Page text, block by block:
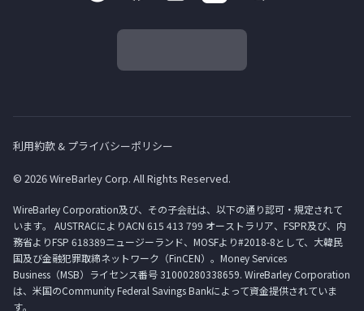
利用約款 & プライバシーポリシー
© 2026 WireBarley Corp. All Rights Reserved.
WireBarley Corporation及び、その子会社は、以下の通り認可・規定されて
います。 AUSTRACによりACN 615 413 799 オーストラリア、FSPR及び、内
務省よりFSP 618389ニュージーランド、MOSFより#2018-8として、大韓民
国及び金融犯罪取締ネットワーク（FinCEN）。Money Services
Business（MSB）ライセンス番号 31000280338659. WireBarley Corporation
は、米国のCommunity Federal Savings Bankによって資金提供されていま
す。